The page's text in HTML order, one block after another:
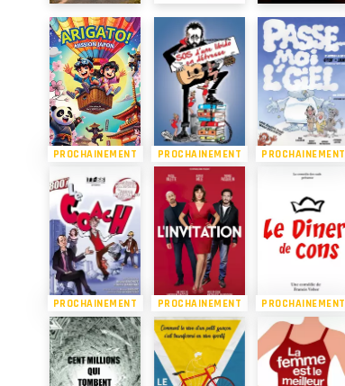
PROCHAINEMENT PROCHAINEMENT PROCHAINEMENT
PROCHAINEMENT PROCHAINEMENT PROCHAINEMENT